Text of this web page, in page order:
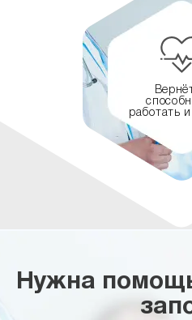
работать
Нужна